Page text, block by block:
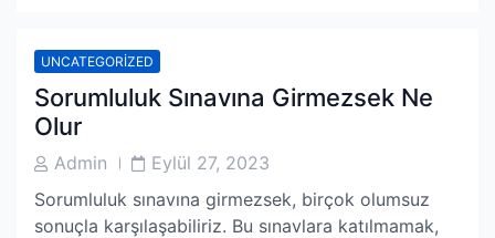
UNCATEGORIZED
Sorumluluk Sınavına Girmezsek Ne
Olur
PostAdmin
PostEylül 27, 2023
Sorumluluk sınavına girmezsek, birçok olumsuz
sonuçla karşılaşabiliriz. Bu sınavlara katılmamak,